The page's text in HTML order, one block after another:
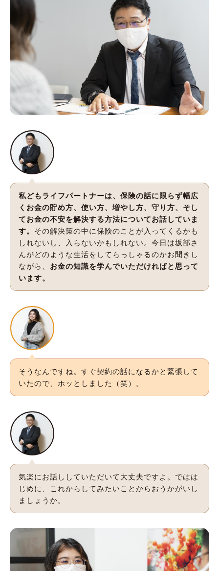
私どもライフパートナーは、保険の話に限らず幅広
くお金の貯め方、使い方、増やし方、守り方、そし
てお金の不安を解決する方法についてお話していま
す。 その解決策の中に保険のことが入ってくるかも
しれないし、入らないかもしれない。今日は坂部さ
んがどのような生活をしてらっしゃるのかお聞きし
ながら、 お金の知識を学んでいただければと思って
います。
そうなんですね。すぐ契約の話になるかと緊張して
いたので、ホッとしました（笑）。
気楽にお話ししていただいて大丈夫ですよ。ではは
じめに、これからしてみたいことからおうかがいし
ましょうか。